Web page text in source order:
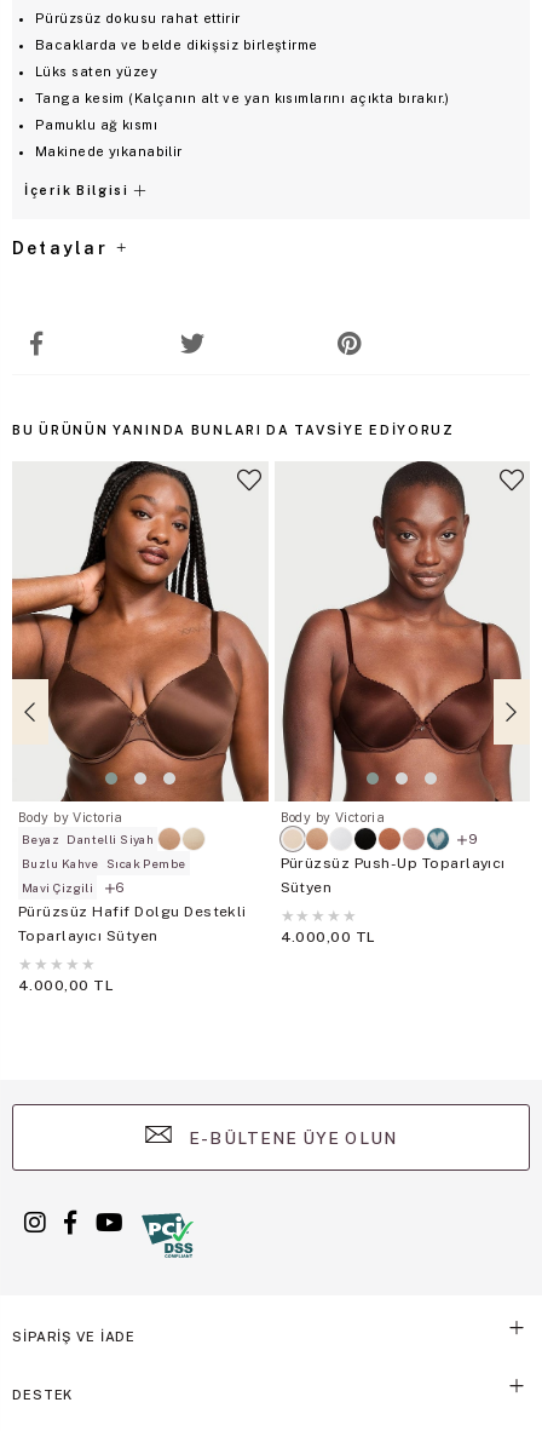
Pürüzsüz dokusu rahat ettirir
Bacaklarda ve belde dikişsiz birleştirme
Lüks saten yüzey
Tanga kesim (Kalçanın alt ve yan kısımlarını açıkta bırakır.)
Pamuklu ağ kısmı
Makinede yıkanabilir
İçerik Bilgisi
Detaylar
BU ÜRÜNÜN YANINDA BUNLARI DA TAVSIYE EDIYORUZ
Body by Victoria
Beyaz
Dantelli Siyah
Buzlu Kahve
Sıcak Pembe
Mavi Çizgili
6
Pürüzsüz Hafif Dolgu Destekli
Toparlayıcı Sütyen
★ ★ ★ ★ ★
4.000,00 TL
Body by Victoria
9
Pürüzsüz Push-Up Toparlayıcı
Sütyen
★ ★ ★ ★ ★
4.000,00 TL
E-BÜLTENE ÜYE OLUN
SİPARİŞ VE İADE
DESTEK